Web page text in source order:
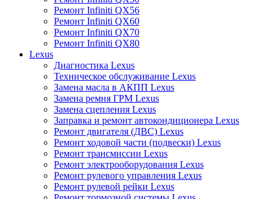
Ремонт Infiniti QX56
Ремонт Infiniti QX60
Ремонт Infiniti QX70
Ремонт Infiniti QX80
Lexus
Диагностика Lexus
Техническое обслуживание Lexus
Замена масла в АКПП Lexus
Замена ремня ГРМ Lexus
Замена сцепления Lexus
Заправка и ремонт автокондиционера Lexus
Ремонт двигателя (ДВС) Lexus
Ремонт ходовой части (подвески) Lexus
Ремонт трансмиссии Lexus
Ремонт электрооборудования Lexus
Ремонт рулевого управления Lexus
Ремонт рулевой рейки Lexus